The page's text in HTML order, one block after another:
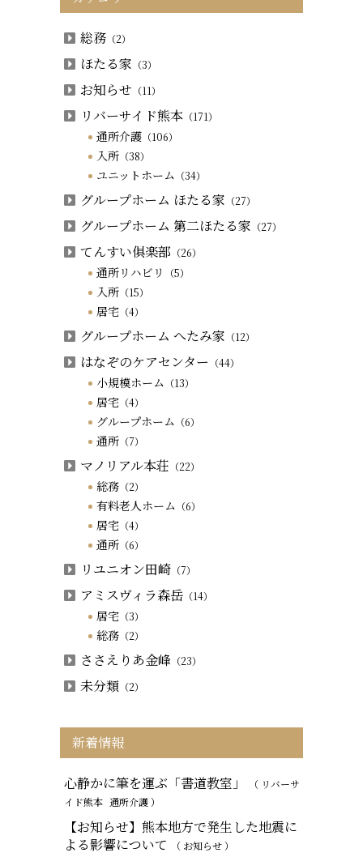
総務（2）
ほたる家 （3）
お知らせ （11）
リバーサイド熊本（171）
通所介護（106）
入所（38）
ユニットホーム （34）
グループホーム ほたる家 （27）
グループホーム 第二ほたる家 （27）
てんすい俱楽部 （26）
通所リハビリ （5）
入所（15）
居宅（4）
グループホーム へたみ家 （12）
はなぞのケアセンター （44）
小規模ホーム （13）
居宅（4）
グループホーム （6）
通所（7）
マノリアル本荘 （22）
総務（2）
有料老人ホーム （6）
居宅（4）
通所（6）
リユニオン田崎（7）
アミスヴィラ森岳（14）
居宅（3）
総務（2）
ささえりあ金峰（23）
未分類（2）
新着情報
心静かに筆を運ぶ「書道教室」
（ リバーサ
イド熊本 通所介護）
【お知らせ】熊本地方で発生した地震に
よる影響について
（ お知らせ ）